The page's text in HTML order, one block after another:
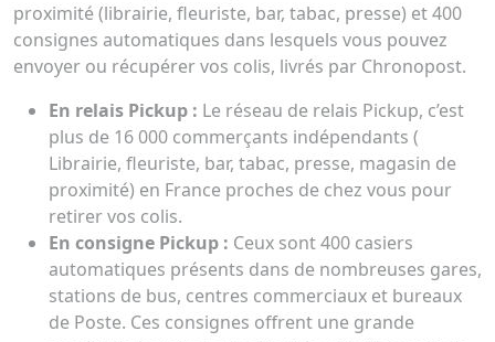
proximité (librairie, fleuriste, bar, tabac, presse) et 400
consignes automatiques dans lesquels vous pouvez
envoyer ou récupérer vos colis, livrés par Chronopost.
En relais Pickup : Le réseau de relais Pickup, c’est
plus de 16 000 commerçants indépendants (
Librairie, fleuriste, bar, tabac, presse, magasin de
proximité) en France proches de chez vous pour
retirer vos colis.
En consigne Pickup : Ceux sont 400 casiers
automatiques présents dans de nombreuses gares,
stations de bus, centres commerciaux et bureaux
de Poste. Ces consignes offrent une grande